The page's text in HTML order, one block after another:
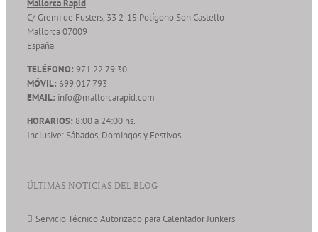
Mallorca Rapid
C/ Gremi de Fusters, 33 2-15 Polígono Son Castello
Mallorca07009
España
TELÉFONO: 971 22 79 30
MÓVIL: 699 017 793
EMAIL: info@mallorcarapid.com
HORARIOS: 8:00 a 24:00 hs.
Inclusive: Sábados, Domingos y Festivos.
ÚLTIMAS NOTICIAS DEL BLOG
Servicio Técnico Autorizado para Calentador Junkers